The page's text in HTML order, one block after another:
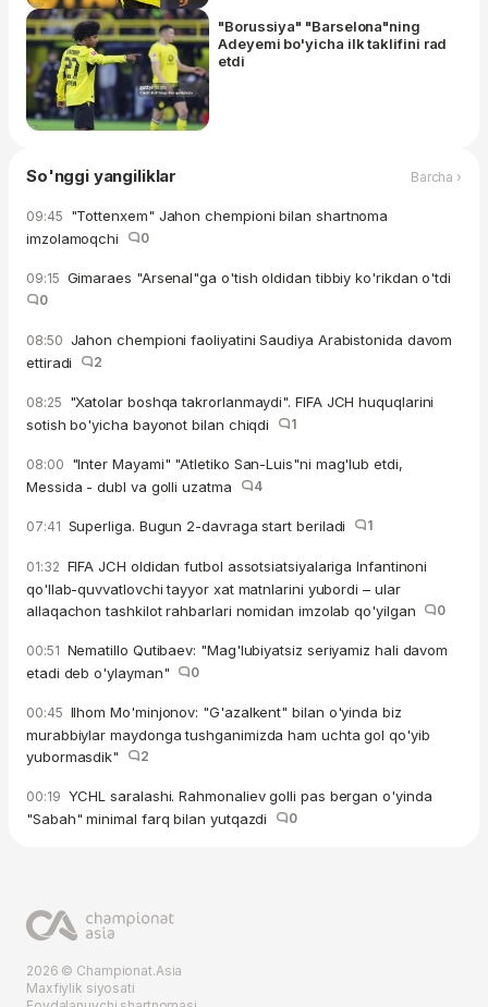
"Borussiya" "Barselona"ning
Adeyemi bo'yicha ilk taklifini rad
etdi
So'nggi yangiliklar Barcha ›
09:45 "Tottenxem" Jahon chempioni bilan shartnoma
imzolamoqchi
0
09:15 Gimaraes "Arsenal"ga o'tish oldidan tibbiy ko'rikdan o'tdi
0
08:50 Jahon chempioni faoliyatini Saudiya Arabistonida davom
ettiradi
2
08:25 "Xatolar boshqa takrorlanmaydi". FIFA JCH huquqlarini
sotish bo'yicha bayonot bilan chiqdi
1
08:00 "Inter Mayami" "Atletiko San-Luis"ni mag'lub etdi,
Messida - dubl va golli uzatma
4
07:41 Superliga. Bugun 2-davraga start beriladi 1
01:32 FIFA JCH oldidan futbol assotsiatsiyalariga Infantinoni
qo'llab-quvvatlovchi tayyor xat matnlarini yubordi – ular
allaqachon tashkilot rahbarlari nomidan imzolab qo'yilgan
0
00:51 Nematillo Qutibaev: "Mag'lubiyatsiz seriyamiz hali davom
etadi deb o'ylayman"
0
00:45 Ilhom Mo'minjonov: "G'azalkent" bilan o'yinda biz
murabbiylar maydonga tushganimizda ham uchta gol qo'yib
yubormasdik"
2
00:19 YCHL saralashi. Rahmonaliev golli pas bergan o'yinda
"Sabah" minimal farq bilan yutqazdi
0
2026 © Championat.Asia
Maxfiylik siyosati